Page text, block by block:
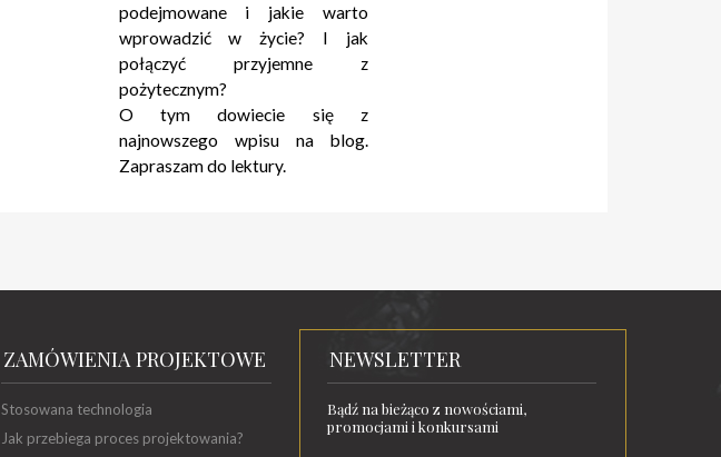
podejmowane i jakie warto
wprowadzić w życie? I jak
połączyć przyjemne z
pożytecznym?
O tym dowiecie się z
najnowszego wpisu na blog.
Zapraszam do lektury.
ZAMÓWIENIA PROJEKTOWE
Stosowana technologia
Jak przebiega proces projektowania?
NEWSLETTER
Bądź na bieżąco z nowościami,
promocjami i konkursami